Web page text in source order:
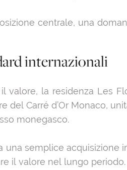
centrale, una
internazionali
la residenza Les
Carré d’Or Monaco,
monegasco.
semplice acquisizione
il valore nel lungo